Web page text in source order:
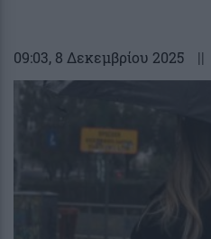
09:03, 8 Δεκεμβρίου 2025 ||